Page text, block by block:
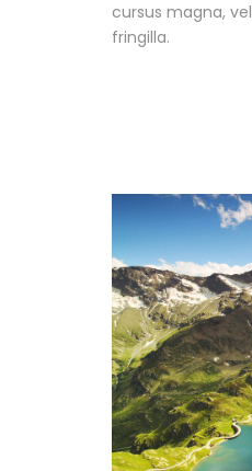
cursus magna,
fringilla.